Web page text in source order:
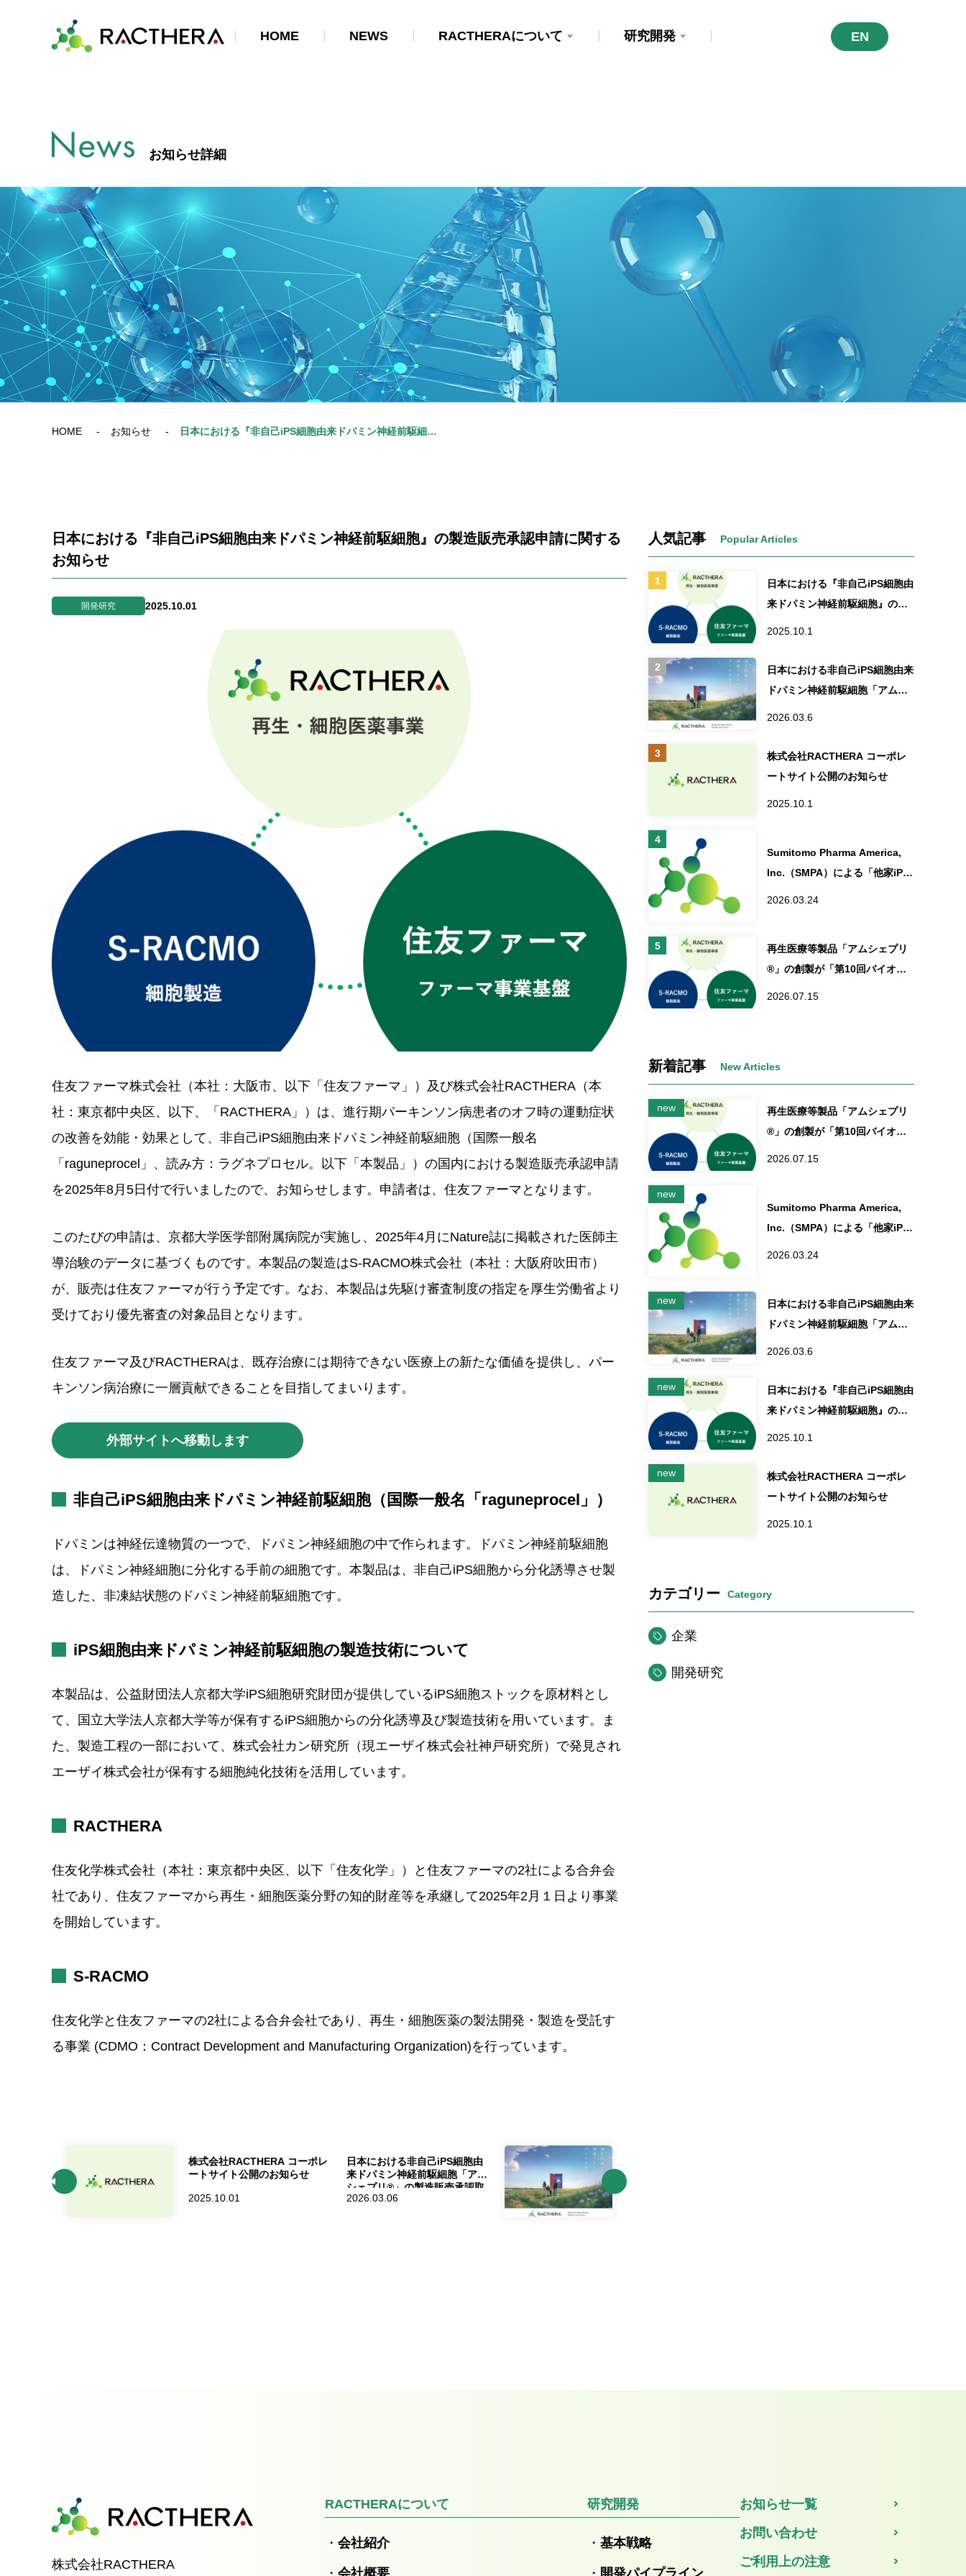
EN
HOME NEWS RACTHERAについて 研究開発
お知らせ詳細
HOME お知らせ 日本における『非自己iPS細胞由来ドパミン神経前駆細胞』の製造販売承認申請に関するお知らせ
日本における『非自己iPS細胞由来ドパミン神経前駆細胞』の製造販売承認申請に関する
お知らせ
開発研究 2025.10.01
住友ファーマ株式会社（本社：大阪市、以下「住友ファーマ」）及び株式会社RACTHERA（本
社：東京都中央区、以下、「RACTHERA」）は、進行期パーキンソン病患者のオフ時の運動症状
の改善を効能・効果として、非自己iPS細胞由来ドパミン神経前駆細胞（国際一般名
「raguneprocel」、読み方：ラグネプロセル。以下「本製品」）の国内における製造販売承認申請
を2025年8月5日付で行いましたので、お知らせします。申請者は、住友ファーマとなります。
このたびの申請は、京都大学医学部附属病院が実施し、2025年4月にNature誌に掲載された医師主
導治験のデータに基づくものです。本製品の製造はS-RACMO株式会社（本社：大阪府吹田市）
が、販売は住友ファーマが行う予定です。なお、本製品は先駆け審査制度の指定を厚生労働省より
受けており優先審査の対象品目となります。
住友ファーマ及びRACTHERAは、既存治療には期待できない医療上の新たな価値を提供し、パー
キンソン病治療に一層貢献できることを目指してまいります。
外部サイトへ移動します
非自己iPS細胞由来ドパミン神経前駆細胞（国際一般名「raguneprocel」）
ドパミンは神経伝達物質の一つで、ドパミン神経細胞の中で作られます。ドパミン神経前駆細胞
は、ドパミン神経細胞に分化する手前の細胞です。本製品は、非自己iPS細胞から分化誘導させ製
造した、非凍結状態のドパミン神経前駆細胞です。
iPS細胞由来ドパミン神経前駆細胞の製造技術について
本製品は、公益財団法人京都大学iPS細胞研究財団が提供しているiPS細胞ストックを原材料とし
て、国立大学法人京都大学等が保有するiPS細胞からの分化誘導及び製造技術を用いています。ま
た、製造工程の一部において、株式会社カン研究所（現エーザイ株式会社神戸研究所）で発見され
エーザイ株式会社が保有する細胞純化技術を活用しています。
RACTHERA
住友化学株式会社（本社：東京都中央区、以下「住友化学」）と住友ファーマの2社による合弁会
社であり、住友ファーマから再生・細胞医薬分野の知的財産等を承継して2025年2月１日より事業
を開始しています。
S-RACMO
住友化学と住友ファーマの2社による合弁会社であり、再生・細胞医薬の製法開発・製造を受託す
る事業 (CDMO：Contract Development and Manufacturing Organization)を行っています。
株式会社RACTHERA コーポレ
ートサイト公開のお知らせ
2025.10.01
日本における非自己iPS細胞由
来ドパミン神経前駆細胞「アム
シェプリ®」の製造販売承認取
得に関するお知らせ
2026.03.06
人気記事
日本における『非自己iPS細胞由
来ドパミン神経前駆細胞』の製
2025.10.1
日本における非自己iPS細胞由来
ドパミン神経前駆細胞「アムシ
2026.03.6
株式会社RACTHERA コーポレ
ートサイト公開のお知らせ
2025.10.1
Sumitomo Pharma America,
Inc.（SMPA）による「他家iPS
定」発表について
2026.03.24
再生医療等製品「アムシェプリ
®」の創製が「第10回バイオイ
2026.07.15
新着記事
再生医療等製品「アムシェプリ
®」の創製が「第10回バイオイ
2026.07.15
Sumitomo Pharma America,
Inc.（SMPA）による「他家iPS
定」発表について
2026.03.24
日本における非自己iPS細胞由来
ドパミン神経前駆細胞「アムシ
2026.03.6
日本における『非自己iPS細胞由
来ドパミン神経前駆細胞』の製
2025.10.1
株式会社RACTHERA コーポレ
ートサイト公開のお知らせ
2025.10.1
カテゴリー
企業
開発研究
株式会社RACTHERA
RACTHERAについて
会社紹介
会社概要
研究開発
基本戦略
開発パイプライン
お知らせ一覧
お問い合わせ
ご利用上の注意